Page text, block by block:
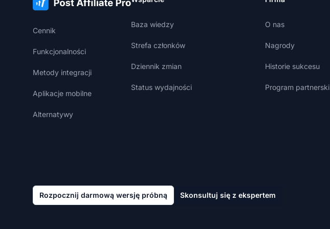
Cennik
Funkcjonalności
Metody integracji
Aplikacje mobilne
Alternatywy
Baza wiedzy
Strefa członków
Dziennik zmian
Status wydajności
O nas
Nagrody
Historie sukcesu
Program partnerski
Rozpocznij darmową wersję próbną Skonsultuj się z ekspertem